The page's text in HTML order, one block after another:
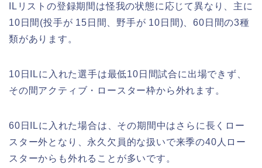
ILリストの登録期間は怪我の状態に応じて異なり、主に
10日間(投手が 15日間、野手が 10日間)、60日間の3種
類があります。
10日ILに入れた選手は最低10日間試合に出場できず、
その間アクティブ・ロースター枠から外れます。
60日ILに入れた場合は、その期間中はさらに長くロー
スター外となり、永久欠員的な扱いで来季の40人ロー
スターからも外れることが多いです。